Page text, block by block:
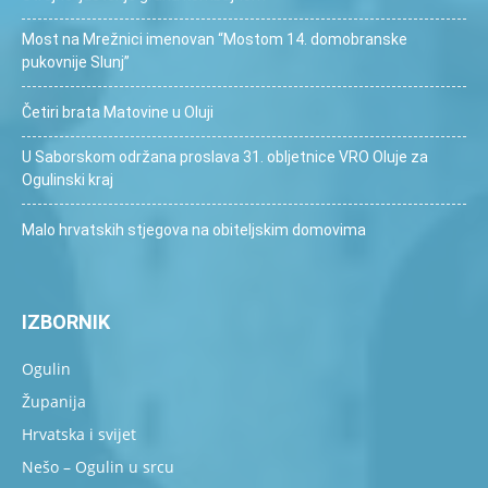
Most na Mrežnici imenovan “Mostom 14. domobranske
pukovnije Slunj”
Četiri brata Matovine u Oluji
U Saborskom održana proslava 31. obljetnice VRO Oluje za
Ogulinski kraj
Malo hrvatskih stjegova na obiteljskim domovima
IZBORNIK
Ogulin
Županija
Hrvatska i svijet
Nešo – Ogulin u srcu